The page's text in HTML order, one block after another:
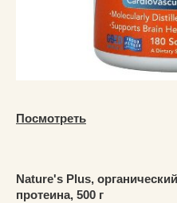
Посмотреть
Nature's Plus,
протеина, 500 г